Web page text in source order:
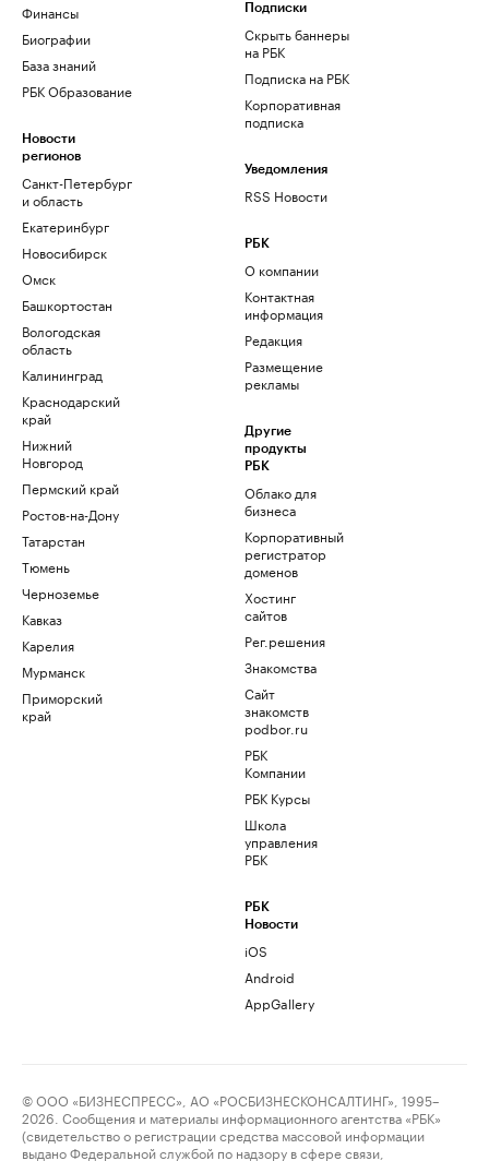
Финансы
Биографии
База знаний
РБК Образование
Новости
регионов
Санкт-Петербург
и область
Екатеринбург
Новосибирск
Омск
Башкортостан
Вологодская
область
Калининград
Краснодарский
край
Нижний
Новгород
Пермский край
Ростов-на-Дону
Татарстан
Тюмень
Черноземье
Кавказ
Карелия
Мурманск
Приморский
край
Подписки
Скрыть баннеры
на РБК
Подписка на РБК
Корпоративная
подписка
Уведомления
RSS Новости
РБК
О компании
Контактная
информация
Редакция
Размещение
рекламы
Другие
продукты
РБК
Облако для
бизнеса
Корпоративный
регистратор
доменов
Хостинг
сайтов
Рег.решения
Знакомства
Сайт
знакомств
podbor.ru
РБК
Компании
РБК Курсы
Школа
управления
РБК
РБК
Новости
iOS
Android
AppGallery
© ООО «БИЗНЕСПРЕСС», АО «РОСБИЗНЕСКОНСАЛТИНГ», 1995–
2026. Сообщения и материалы информационного агентства «РБК»
(свидетельство о регистрации средства массовой информации
выдано Федеральной службой по надзору в сфере связи,